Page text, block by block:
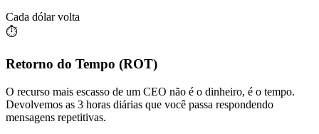
Cada dólar volta
⏱️
Retorno do Tempo (ROT)
O recurso mais escasso de um CEO não é o dinheiro, é o tempo.
Devolvemos as 3 horas diárias que você passa respondendo
mensagens repetitivas.